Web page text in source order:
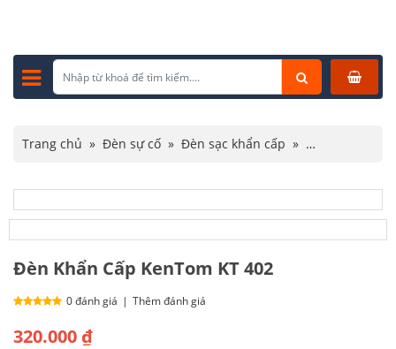
Trang chủ » Đèn sự cố » Đèn sạc khẩn cấp »
Đèn Khẩn Cấp KenTom KT 402
0 đánh giá | Thêm đánh giá
320.000 ₫